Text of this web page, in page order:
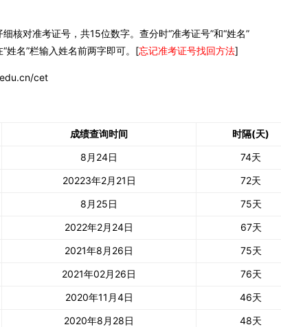
核对准考证号，共15位数字。查分时“准考证号”和“姓名”
姓名”栏输入姓名前两字即可。[忘记准考证号找回方法]
cet
成绩查询时间
时隔(天)
8月24日
74天
20223年2月21日
72天
8月25日
75天
2022年2月24日
67天
2021年8月26日
75天
2021年02月26日
76天
2020年11月4日
46天
2020年8月28日
48天